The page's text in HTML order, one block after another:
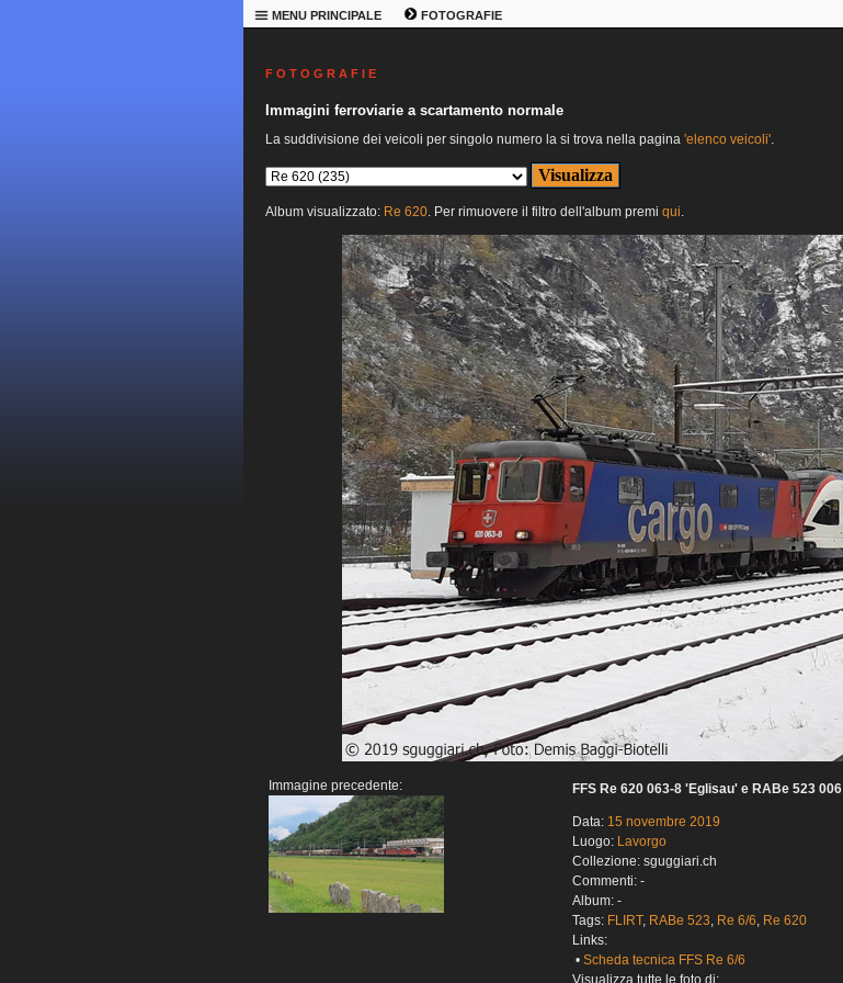
MENU PRINCIPALE FOTOGRAFIE
F O T O G R A F I E
Immagini ferroviarie a scartamento normale
La suddivisione dei veicoli per singolo numero la si trova nella pagina 'elenco veicoli'.
Album visualizzato: Re 620. Per rimuovere il filtro dell'album premi qui.
Immagine precedente: FFS Re 620 063-8 'Eglisau' e RABe 523 006
Data: 15 novembre 2019
Luogo: Lavorgo
Collezione: sguggiari.ch
Commenti: -
Album: -
Tags: FLIRT, RABe 523, Re 6/6, Re 620
Links:
• Scheda tecnica FFS Re 6/6